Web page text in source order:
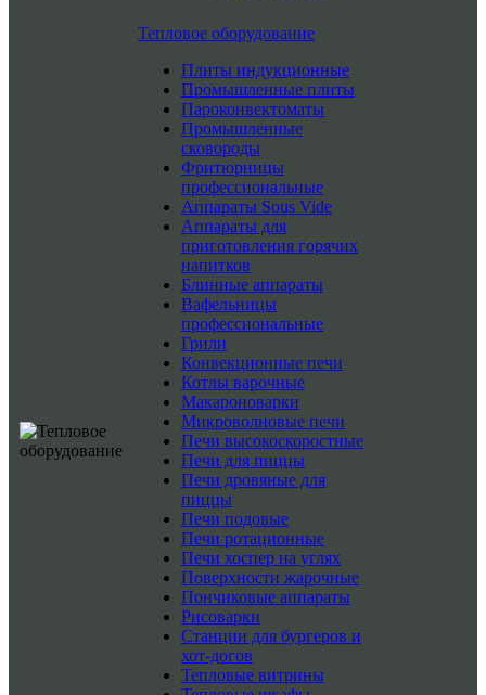
Тепловое оборудование
Плиты индукционные
Промышленные плиты
Пароконвектоматы
Промышленные
сковороды
Фритюрницы
профессиональные
Аппараты Sous Vide
Аппараты для
приготовления горячих
напитков
Блинные аппараты
Вафельницы
профессиональные
Грили
Конвекционные печи
Котлы варочные
Макароноварки
Микроволновые печи
Печи высокоскоростные
Печи для пиццы
Печи дровяные для
пиццы
Печи подовые
Печи ротационные
Печи хоспер на углях
Поверхности жарочные
Пончиковые аппараты
Рисоварки
Станции для бургеров и
хот-догов
Тепловые витрины